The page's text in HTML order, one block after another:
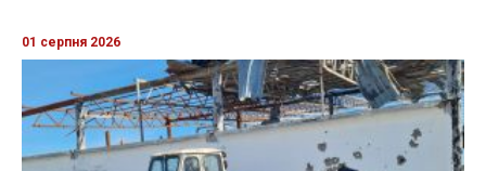
01 серпня 2026